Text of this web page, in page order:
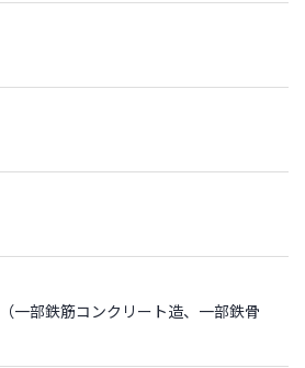
一部鉄筋コンクリート造、一部鉄骨